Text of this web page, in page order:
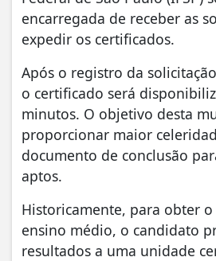
encarregada de receber as
expedir os certificados.
Após o registro da
o certificado será
minutos. O objetivo desta
proporcionar maior
documento de conclusão
aptos.
Historicamente, para obter
ensino médio, o candidato
resultados a uma unidade